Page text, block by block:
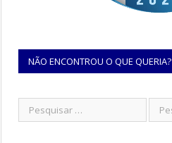
NÃO ENCONTROU O QUE QUERIA?